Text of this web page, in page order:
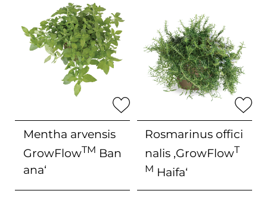
Mentha arvensis
GrowFlowTM Ban
ana‘
Rosmarinus offici
nalis ‚GrowFlowT
M Haifa‘